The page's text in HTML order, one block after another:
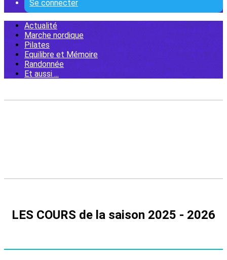
Se connecter
Actualité
Marche nordique
Pilates
Equilibre et Mémoire
Randonnée
Et aussi ...
LES COURS de la saison 2025 - 2026